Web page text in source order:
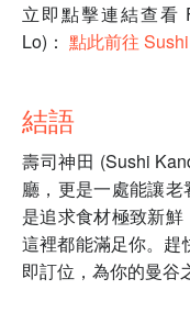
立即點擊連結查看
Lo)： 點此前往
結語
壽司神田 (Sushi
廳，更是一處能讓
是追求食材極致新鮮
這裡都能滿足你。趕
即訂位，為你的曼谷